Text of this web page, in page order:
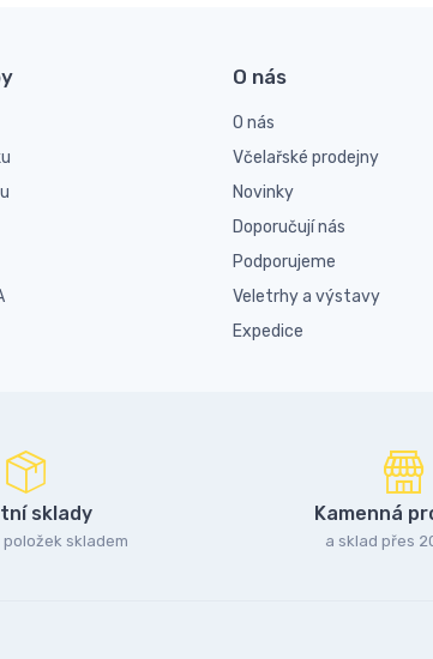
O nás
O nás
Včelařské prodejny
Novinky
Doporučují nás
Podporujeme
Veletrhy a výstavy
Expedice
sklady
skladem
Kamenná
a sklad přes